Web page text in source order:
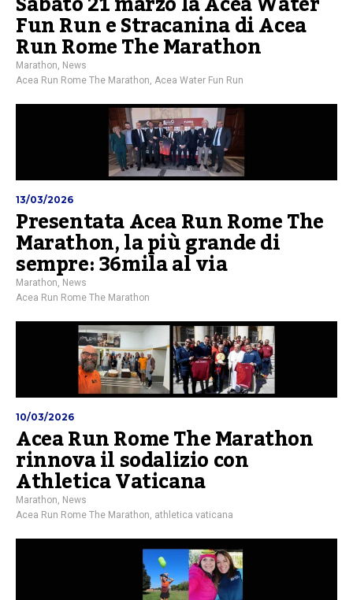
Fun Run e Stracanina di Acea
Run Rome The Marathon
Marathon, News
Acea Run Rome The Marathon, Acea Water Fun Run
13/03/2026
Presentata Acea Run Rome The
Marathon, la più grande di
sempre: 36mila al via
Marathon, News
Acea Run Rome The Marathon
10/03/2026
Acea Run Rome The Marathon
rinnova il sodalizio con
Athletica Vaticana
Marathon News
Acea Run Rome The Marathon athletica vaticana